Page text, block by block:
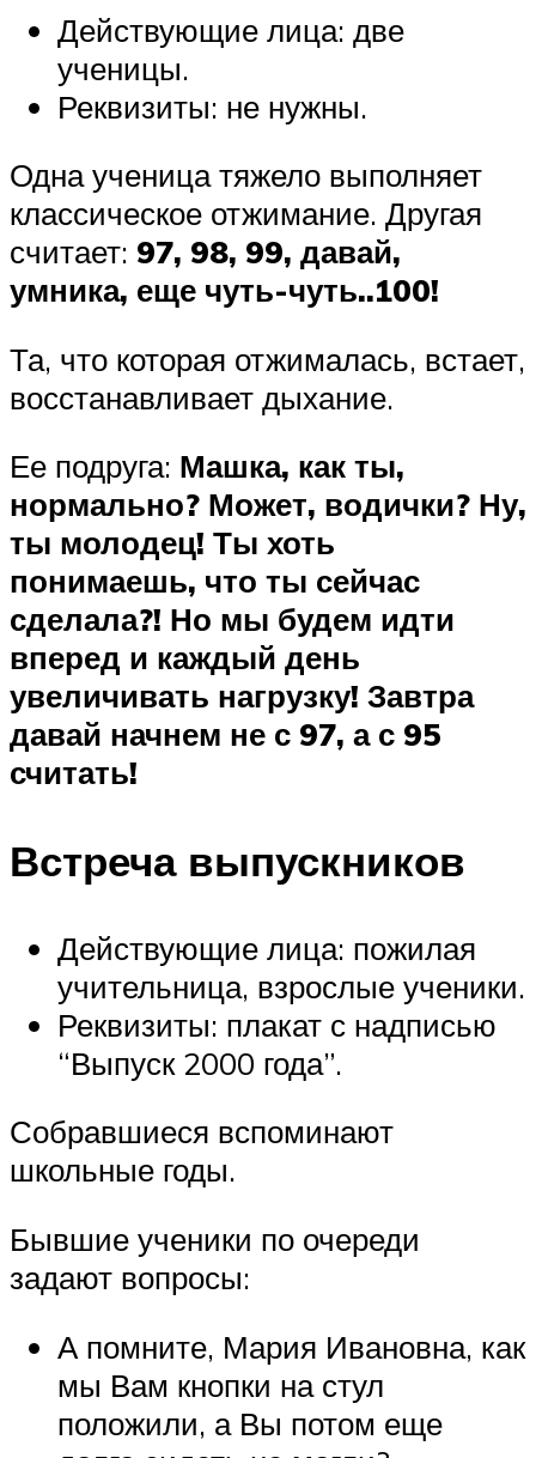
Действующие лица: две
ученицы.
Реквизиты: не нужны.
Одна ученица тяжело выполняет
классическое отжимание. Другая
считает: 97, 98, 99, давай,
умника, еще чуть-чуть..100!
Та, что которая отжималась, встает,
восстанавливает дыхание.
Ее подруга: Машка, как ты,
нормально? Может, водички? Ну,
ты молодец! Ты хоть
понимаешь, что ты сейчас
сделала?! Но мы будем идти
вперед и каждый день
увеличивать нагрузку! Завтра
давай начнем не с 97, а с 95
считать!
Встреча выпускников
Действующие лица: пожилая
учительница, взрослые ученики.
Реквизиты: плакат с надписью
“Выпуск 2000 года”.
Собравшиеся вспоминают
школьные годы.
Бывшие ученики по очереди
задают вопросы:
А помните, Мария Ивановна, как
мы Вам кнопки на стул
положили, а Вы потом еще